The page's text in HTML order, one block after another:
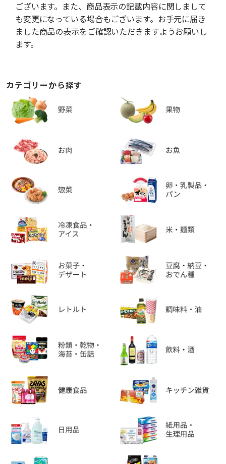
ございます。また、商品表示の記載内容に関しまして
も変更になっている場合もございます。お手元に届き
ました商品の表示をご確認いただきますようお願いし
ます。
カテゴリーから探す